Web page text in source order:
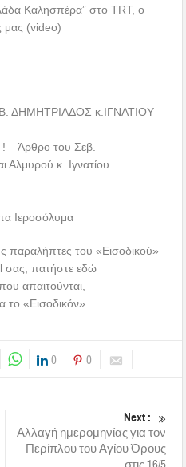
Καλησπέρα” στο TRT, ο
μας (video)
ΔΗΜΗΤΡΙΑΔΟΣ κ.ΙΓΝΑΤΙΟΥ –
Άρθρο του Σεβ.
Αλμυρού κ. Ιγνατίου
Ιεροσόλυμα
παραλήπτες του «Εισοδικού»
σας, πατήστε εδώ
απαιτούνται,
το «Εισοδικόν»
0 0
Next :
Αλλαγή ημερομηνίας για τον
Περίπλου του Αγίου Όρους